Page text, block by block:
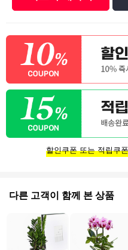
할인쿠폰 또는 적립쿠
다른 고객이 함께 본 상품